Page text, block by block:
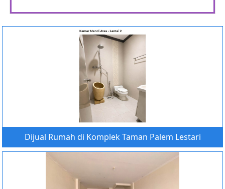
Dijual Rumah di Komplek Taman Palem Lestari